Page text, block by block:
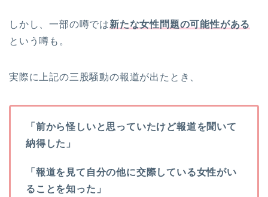
しかし、一部の噂では新たな女性問題の可能性がある
という噂も。
実際に上記の三股騒動の報道が出たとき、
「前から怪しいと思っていたけど報道を聞いて
納得した」
「報道を見て自分の他に交際している女性がい
ることを知った」